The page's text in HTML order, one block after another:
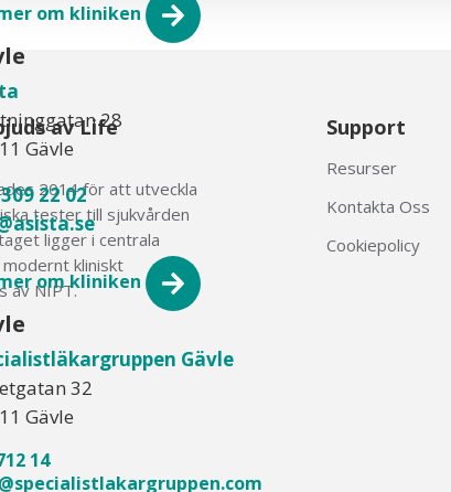
om kliniken
28
Gävle
22 02
om kliniken
Gävle
32
Gävle
14
av Life
2014 för att utveckla
tester till sjukvården
ligger i centrala
kliniskt
av NIPT.
Support
Resurser
Kontakta Oss
Cookiepolicy